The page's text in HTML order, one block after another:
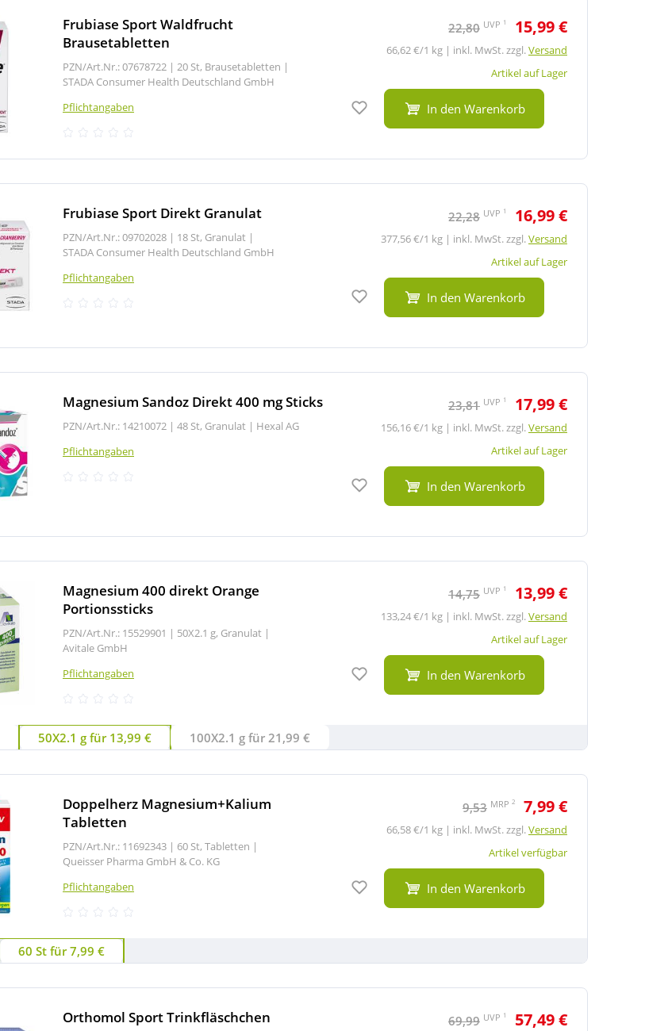
Frubiase Sport Waldfrucht
Brausetabletten
PZN/Art.Nr.: 07678722 | 20 St, Brausetabletten |
STADA Consumer Health Deutschland GmbH
Pflichtangaben
22,80 UVP 1 15,99 €
66,62 €/1 kg | inkl. MwSt. zzgl.Versand
Artikel auf Lager
Auf den Merkzettel
In den Warenkorb
Frubiase Sport Direkt Granulat
PZN/Art.Nr.: 09702028 | 18 St, Granulat |
STADA Consumer Health Deutschland GmbH
Pflichtangaben
22,28 UVP 1 16,99 €
377,56 €/1 kg | inkl. MwSt. zzgl.Versand
Artikel auf Lager
Auf den Merkzettel
In den Warenkorb
Magnesium Sandoz Direkt 400 mg Sticks
PZN/Art.Nr.: 14210072 | 48 St, Granulat | Hexal AG
Pflichtangaben
23,81 UVP 1 17,99 €
156,16 €/1 kg | inkl. MwSt. zzgl.Versand
Artikel auf Lager
Auf den Merkzettel
In den Warenkorb
Magnesium 400 direkt Orange
Portionssticks
PZN/Art.Nr.: 15529901 | 50X2.1 g, Granulat |
Avitale GmbH
Pflichtangaben
14,75 UVP 1 13,99 €
133,24 €/1 kg | inkl. MwSt. zzgl.Versand
Artikel auf Lager
Auf den Merkzettel
In den Warenkorb
50X2.1 g für 13,99 € 100X2.1 g für 21,99 €
Doppelherz Magnesium+Kalium
Tabletten
PZN/Art.Nr.: 11692343 | 60 St, Tabletten |
Queisser Pharma GmbH & Co. KG
Pflichtangaben
9,53 MRP 2 7,99 €
66,58 €/1 kg | inkl. MwSt. zzgl.Versand
Artikel verfügbar
Auf den Merkzettel
In den Warenkorb
60 St für 7,99 €
Orthomol Sport Trinkfläschchen 69,99 UVP 1 57,49 €